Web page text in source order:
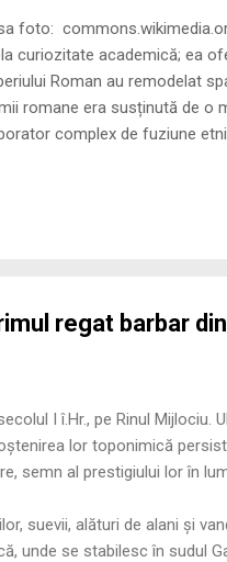
Analiza
curiozitate academică; ea
Roman au remodelat
romane era susținută de o
complex de fuziune
regat barbar
I î.Hr., pe Rinul Mijlociu.
lor toponimică
semn al prestigiului lor în
suevii, alături de alani și
unde se stabilesc în sudul